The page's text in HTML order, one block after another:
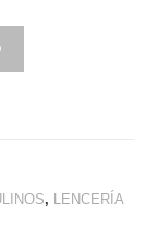
, LENCERÍA